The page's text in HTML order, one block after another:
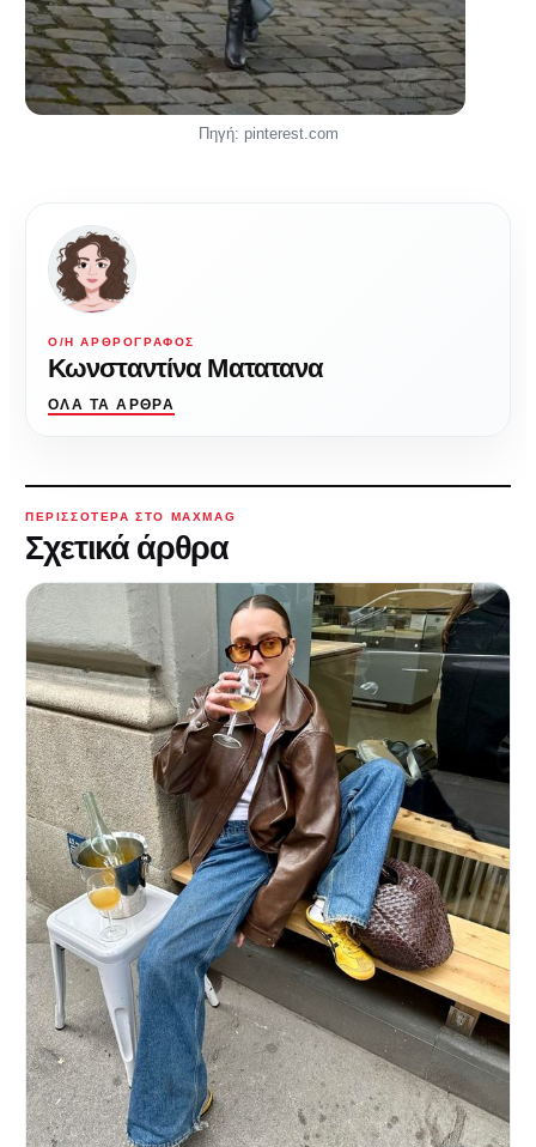
Πηγή: pinterest.com
Ο/Η ΑΡΘΡΟΓΡΆΦΟΣ
Κωνσταντίνα Ματατανα
ΌΛΑ ΤΑ ΆΡΘΡΑ
ΠΕΡΙΣΣΌΤΕΡΑ ΣΤΟ MAXMAG
Σχετικά άρθρα